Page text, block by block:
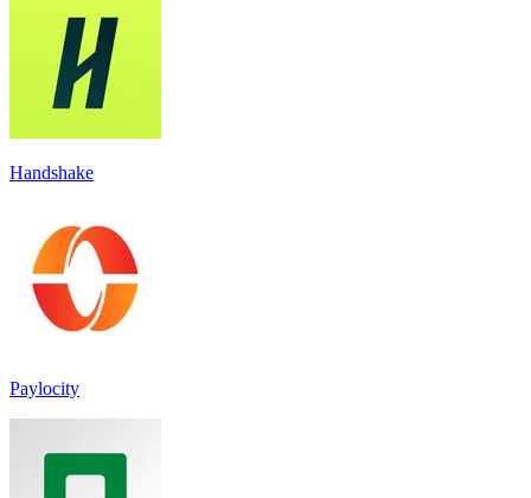
Handshake
Paylocity